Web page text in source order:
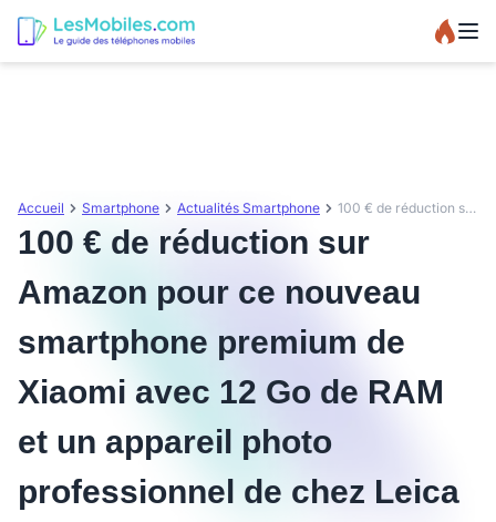
Accueil Smartphone Actualités Smartphone 100 € de réduction sur Amazon pour ce nouveau smartphone premium de Xiaomi avec 12 Go de RAM et un appareil photo professionnel de chez Leica !
100 € de réduction sur
Amazon pour ce nouveau
smartphone premium de
Xiaomi avec 12 Go de RAM
et un appareil photo
professionnel de chez Leica